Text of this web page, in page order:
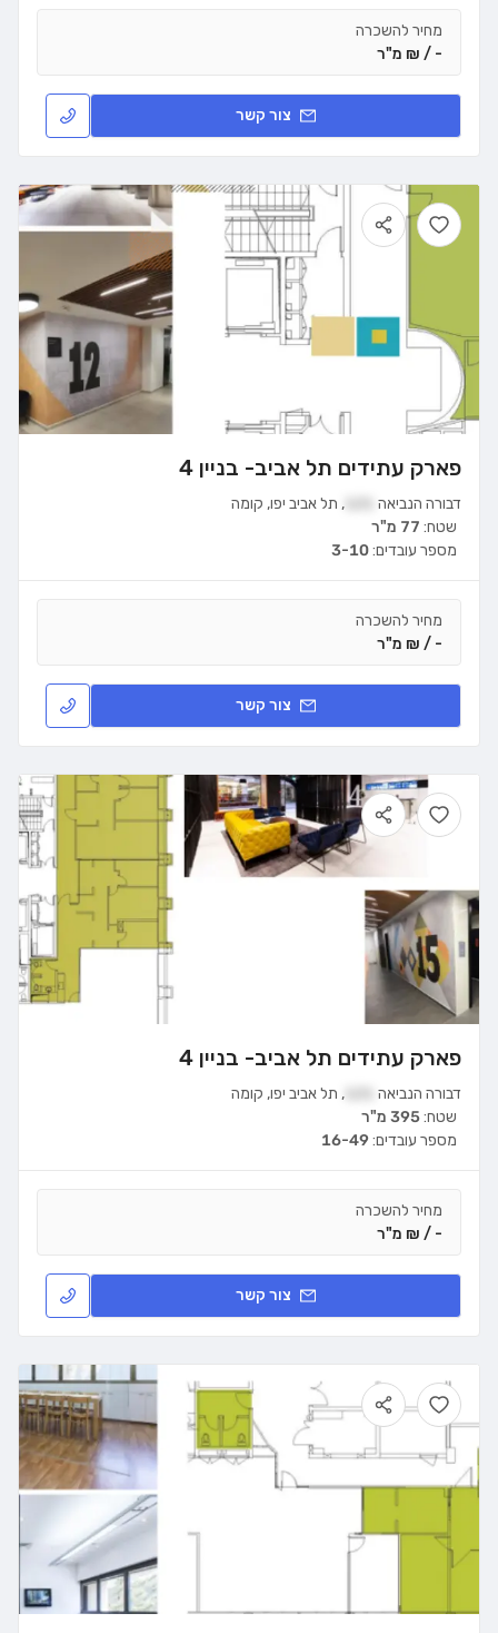
מחיר להשכרה
- / ₪ מ"ר
צור קשר
פארק עתידים תל אביב- בניין 4
דבורה הנביאה , תל אביב יפו, קומה
שטח: 77 מ"ר
מספר עובדים:3-10
מחיר להשכרה
- / ₪ מ"ר
צור קשר
פארק עתידים תל אביב- בניין 4
דבורה הנביאה , תל אביב יפו, קומה
שטח:395 מ"ר
מספר עובדים:16-49
מחיר להשכרה
- / ₪ מ"ר
צור קשר